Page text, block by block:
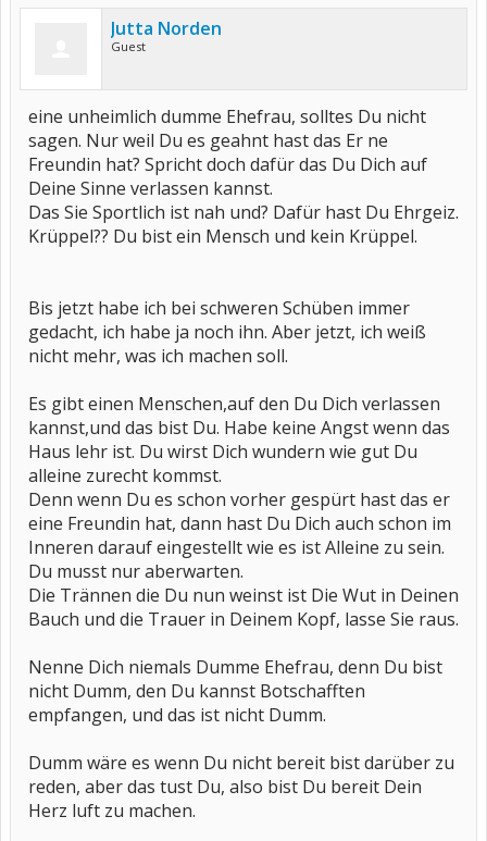
Jutta Norden
Guest
eine unheimlich dumme Ehefrau, solltes Du nicht
sagen. Nur weil Du es geahnt hast das Er ne
Freundin hat? Spricht doch dafür das Du Dich auf
Deine Sinne verlassen kannst.
Das Sie Sportlich ist nah und? Dafür hast Du Ehrgeiz.
Krüppel?? Du bist ein Mensch und kein Krüppel.
Bis jetzt habe ich bei schweren Schüben immer
gedacht, ich habe ja noch ihn. Aber jetzt, ich weiß
nicht mehr, was ich machen soll.
Es gibt einen Menschen,auf den Du Dich verlassen
kannst,und das bist Du. Habe keine Angst wenn das
Haus lehr ist. Du wirst Dich wundern wie gut Du
alleine zurecht kommst.
Denn wenn Du es schon vorher gespürt hast das er
eine Freundin hat, dann hast Du Dich auch schon im
Inneren darauf eingestellt wie es ist Alleine zu sein.
Du musst nur aberwarten.
Die Trännen die Du nun weinst ist Die Wut in Deinen
Bauch und die Trauer in Deinem Kopf, lasse Sie raus.
Nenne Dich niemals Dumme Ehefrau, denn Du bist
nicht Dumm, den Du kannst Botschafften
empfangen, und das ist nicht Dumm.
Dumm wäre es wenn Du nicht bereit bist darüber zu
reden, aber das tust Du, also bist Du bereit Dein
Herz luft zu machen.